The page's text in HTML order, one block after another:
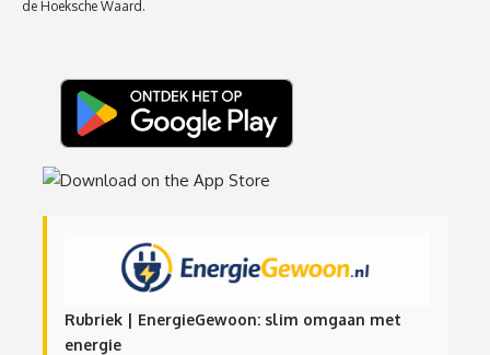
de Hoeksche Waard.
Rubriek | EnergieGewoon: slim omgaan met
energie